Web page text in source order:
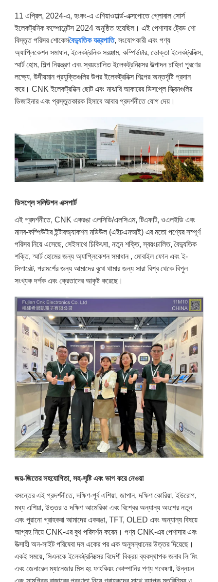
11 এপ্রিল, 2024-এ, হংকং-এ এশিয়াওয়ার্ল্ড-এক্সপোতে গ্লোবাল সোর্স
ইলেকট্রনিক কম্পোনেন্টস 2024 অনুষ্ঠিত হয়েছিল। এই পেশাদার ট্রেড শো
বিস্তৃত পরিসর শোকেসবৈদ্যুতিক যন্ত্রপাতি, সংযোগকারী এবং পণ্য
অ্যাপ্লিকেশন সমাধান, ইলেকট্রনিক সরঞ্জাম, কম্পিউটার, ভোক্তা ইলেকট্রনিক্স,
স্মার্ট হোম, শিল্প নিয়ন্ত্রণ এবং স্বয়ংচালিত ইলেকট্রনিক্সের উত্পাদন চাহিদা পূরণের
লক্ষ্যে, উদীয়মান প্রযুক্তিগুলির উপর ইলেকট্রনিক্স শিল্পের অন্তর্দৃষ্টি প্রদান
করে। CNK ইলেকট্রনিক্স ছোট এবং মাঝারি আকারের ডিসপ্লে স্ক্রিনগুলির
ডিজাইনার এবং প্রস্তুতকারক হিসাবে আবার প্রদর্শনীতে যোগ দেয়।
ডিসপ্লে সলিউশন এক্সপার্ট
এই প্রদর্শনীতে, CNK একরঙা এলসিডি/এলসিএম, টিএফটি, ওএলইডি এবং
মানব-কম্পিউটার ইন্টারঅ্যাকশন মডিউল (এইচএমআই) এর মতো পণ্যের সম্পূর্ণ
পরিসর নিয়ে এসেছে, সেইসাথে চিকিৎসা, নতুন শক্তি, স্বয়ংচালিত, বৈদ্যুতিক
শক্তি, স্মার্ট হোমের জন্য অ্যাপ্লিকেশন সমাধান , মোবাইল ফোন এবং ই-
সিগারেট, পরামর্শের জন্য আমাদের বুথে থামার জন্য সারা বিশ্ব থেকে বিপুল
সংখ্যক দর্শক এবং ক্রেতাদের আকৃষ্ট করেছে।
জয়-জিতের সহযোগিতা, সহ-সৃষ্টি এবং ভাগ করে নেওয়া
বসন্তের এই প্রদর্শনীতে, দক্ষিণ-পূর্ব এশিয়া, জাপান, দক্ষিণ কোরিয়া, ইউরোপ,
মধ্য এশিয়া, উত্তর ও দক্ষিণ আমেরিকা এবং বিশ্বের অন্যান্য অংশের নতুন
এবং পুরানো গ্রাহকরা আমাদের একরঙা, TFT, OLED এবং অন্যান্য বিষয়ে
আগ্রহ নিয়ে CNK-এর বুথ পরিদর্শন করেন। পণ্য CNK-এর পেশাদার এবং
উত্সাহী অন-সাইট পরিষেবা দল একের পর এক অনুসন্ধানের উত্তর দিয়েছে।
একই সময়ে, সিএনকে ইলেকট্রনিক্সের বিদেশী বিক্রয় ব্যবস্থাপক জনাব লি মিং
এবং জেনারেল ম্যানেজার মিস হং ফাংকিয়ং কোম্পানির পণ্য গবেষণা, উন্নয়ন